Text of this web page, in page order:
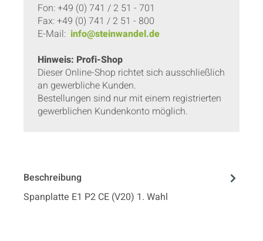
Fon: +49 (0) 741 / 2 51 - 701
Fax: +49 (0) 741 / 2 51 - 800
E-Mail: info@steinwandel.de
Hinweis: Profi-Shop
Dieser Online-Shop richtet sich ausschließlich
an gewerbliche Kunden.
Bestellungen sind nur mit einem registrierten
gewerblichen Kundenkonto möglich.
Beschreibung
Spanplatte E1 P2 CE (V20) 1. Wahl